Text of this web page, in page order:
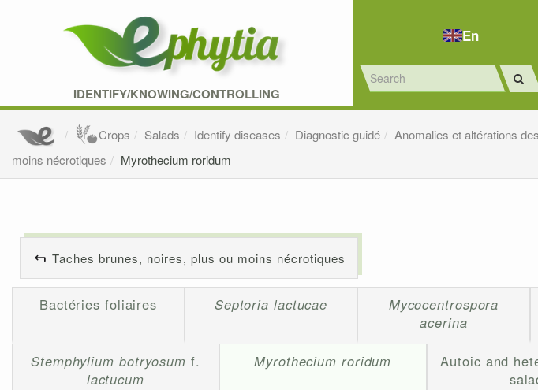
IDENTIFY/KNOWING/CONTROLLING
En
Crops Salads Identify diseases Diagnostic guidé Anomalies et altérations
moins nécrotiques
Myrothecium roridum
Taches brunes, noires, plus ou moins nécrotiques
Bactéries foliaires Septoria lactucae
Mycocentrospora
acerina
Stemphylium botryosum f.
lactucum
Myrothecium roridum
Autoic and